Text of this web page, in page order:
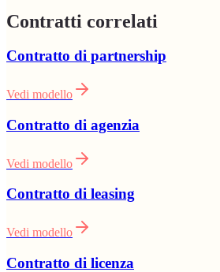
Contratti correlati
Contratto di partnership
Vedi modello
Contratto di agenzia
Vedi modello
Contratto di leasing
Vedi modello
Contratto di licenza